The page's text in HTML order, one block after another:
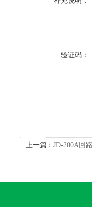
验证码：
上一篇： JD-200A回